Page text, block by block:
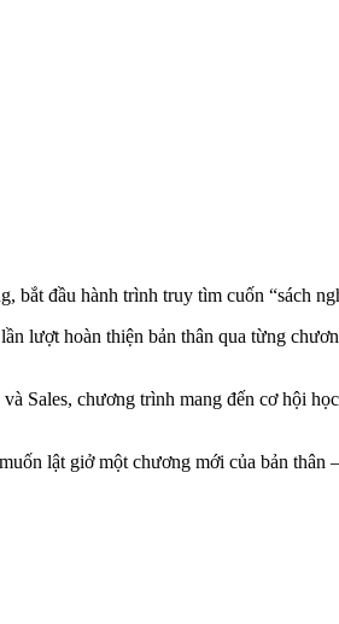
đầu hành trình truy tìm cuốn “sách
lượt hoàn thiện bản thân qua từng
Sales, chương trình mang đến cơ hội
lật giở một chương mới của bản